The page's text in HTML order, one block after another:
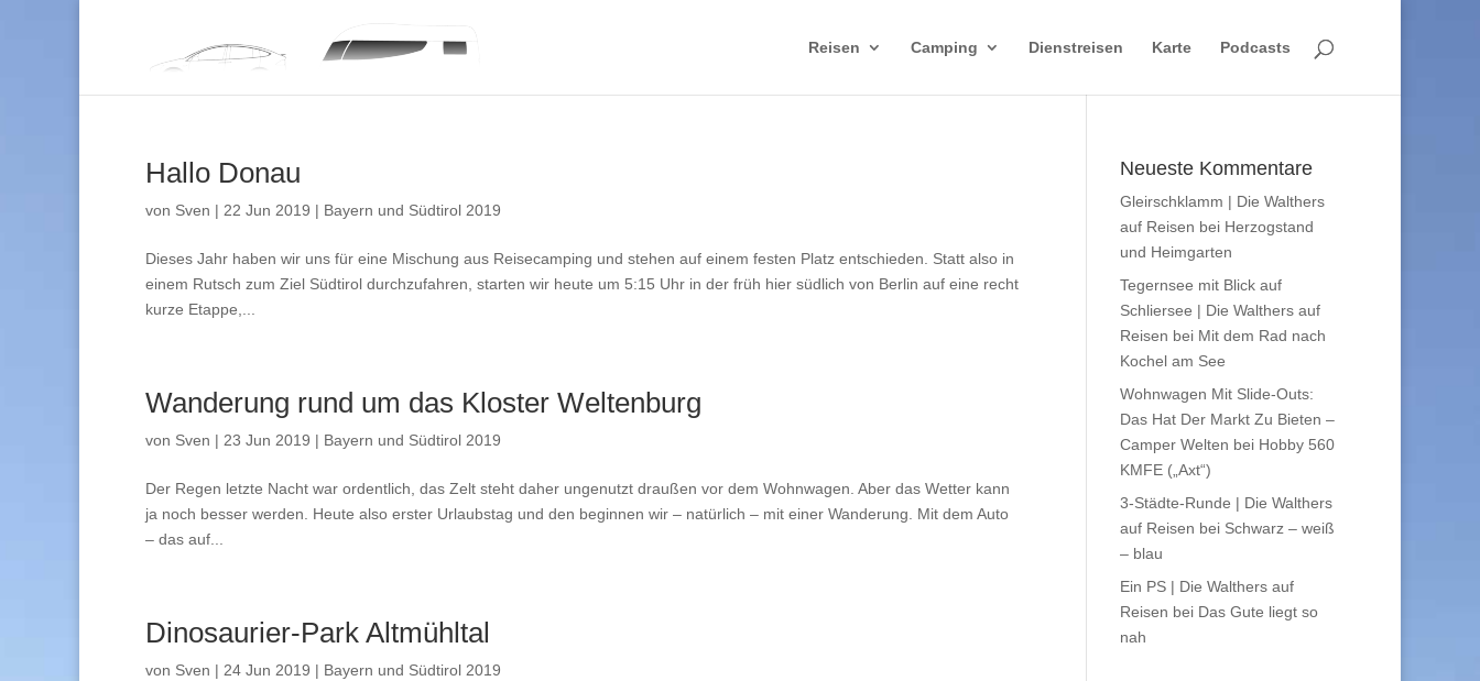
Reisen Camping Dienstreisen Karte Podcasts
Hallo Donau
von Sven | 22 Jun 2019 | Bayern und Südtirol 2019
Dieses Jahr haben wir uns für eine Mischung aus Reisecamping und stehen auf einem festen Platz entschieden. Statt also in
einem Rutsch zum Ziel Südtirol durchzufahren, starten wir heute um 5:15 Uhr in der früh hier südlich von Berlin auf eine recht
kurze Etappe,...
Wanderung rund um das Kloster Weltenburg
von Sven | 23 Jun 2019 | Bayern und Südtirol 2019
Der Regen letzte Nacht war ordentlich, das Zelt steht daher ungenutzt draußen vor dem Wohnwagen. Aber das Wetter kann
ja noch besser werden. Heute also erster Urlaubstag und den beginnen wir – natürlich – mit einer Wanderung. Mit dem Auto
– das auf...
Dinosaurier-Park Altmühltal
von Sven | 24 Jun 2019 | Bayern und Südtirol 2019
Neueste Kommentare
Gleirschklamm | Die Walthers
auf Reisen bei Herzogstand
und Heimgarten
Tegernsee mit Blick auf
Schliersee | Die Walthers auf
Reisen bei Mit dem Rad nach
Kochel am See
Wohnwagen Mit Slide-Outs:
Das Hat Der Markt Zu Bieten –
Camper Welten bei Hobby 560
KMFE („Axt“)
3-Städte-Runde | Die Walthers
auf Reisen bei Schwarz – weiß
– blau
Ein PS | Die Walthers auf
Reisen bei Das Gute liegt so
nah